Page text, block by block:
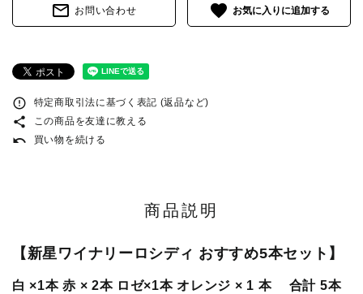
mail_outline お問い合わせ favorite
error_outline 特定商取引法に基づく表記 (返品など)
share この商品を友達に教える
undo 買い物を続ける
商品説明
【新星ワイナリーロシディ おすすめ5本セット】
白 ×1本 赤 × 2本 ロゼ×1本 オレンジ × 1 本 合計 5本